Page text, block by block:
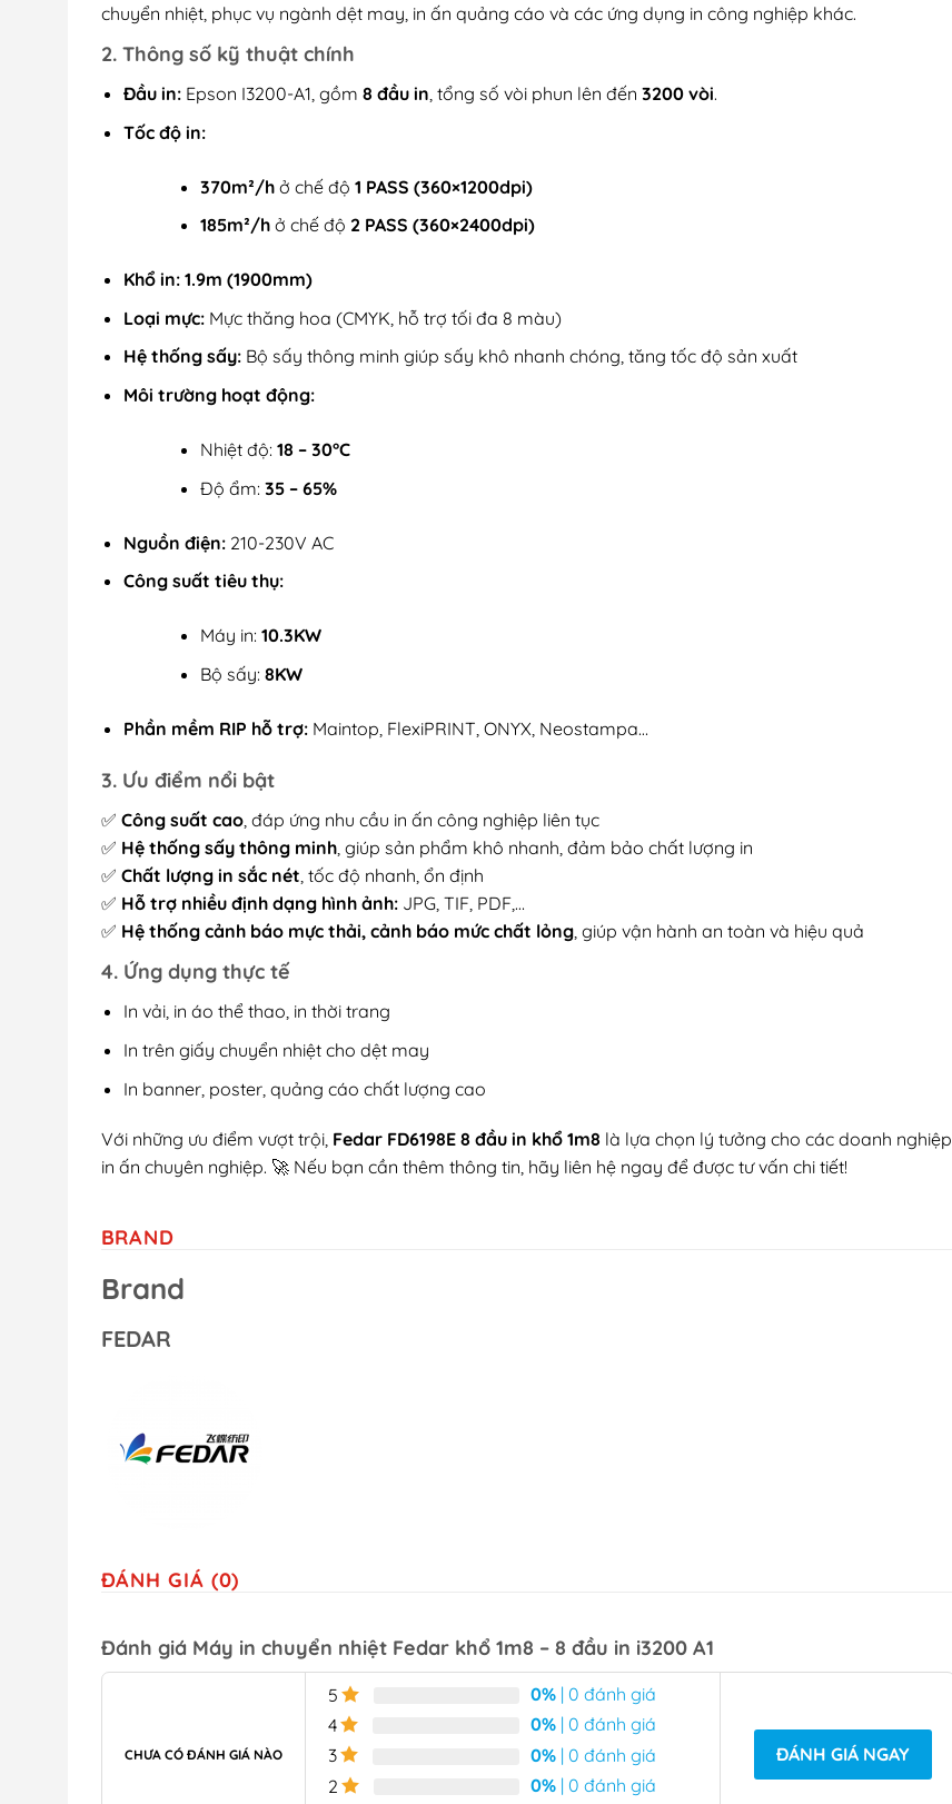
chuyển nhiệt, phục vụ ngành dệt may, in ấn quảng cáo và các ứng dụng in công nghiệp khác.
2. Thông số kỹ thuật chính
Đầu in: Epson I3200-A1, gồm8 đầu in , tổng số vòi phun lên đến3200 vòi.
Tốc độ in:
370m²/h ở chế độ1 PASS (360×1200dpi)
185m²/h ở chế độ 2 PASS (360×2400dpi)
Khổ in: 1.9m (1900mm)
Loại mực: Mực thăng hoa (CMYK, hỗ trợ tối đa 8 màu)
Hệ thống sấy: Bộ sấy thông minh giúp sấy khô nhanh chóng, tăng tốc độ sản xuất
Môi trường hoạt động:
Nhiệt độ:18 – 30°C
Độ ẩm:35 – 65%
Nguồn điện: 210-230V AC
Công suất tiêu thụ:
Máy in:10.3KW
Bộ sấy:8KW
Phần mềm RIP hỗ trợ: Maintop, FlexiPRINT, ONYX, Neostampa…
3. Ưu điểm nổi bật
✅ Công suất cao, đáp ứng nhu cầu in ấn công nghiệp liên tục
✅ Hệ thống sấy thông minh, giúp sản phẩm khô nhanh, đảm bảo chất lượng in
✅ Chất lượng in sắc nét, tốc độ nhanh, ổn định
✅ Hỗ trợ nhiều định dạng hình ảnh:JPG, TIF, PDF,…
✅ Hệ thống cảnh báo mực thải, cảnh báo mức chất lỏng, giúp vận hành an toàn và hiệu quả
4. Ứng dụng thực tế
In vải, in áo thể thao, in thời trang
In trên giấy chuyển nhiệt cho dệt may
In banner, poster, quảng cáo chất lượng cao
Với những ưu điểm vượt trội, Fedar FD6198E 8 đầu in khổ 1m8 là lựa chọn lý tưởng cho các doanh nghiệp
in ấn chuyên nghiệp. 🚀 Nếu bạn cần thêm thông tin, hãy liên hệ ngay để được tư vấn chi tiết!
BRAND
Brand
FEDAR
ĐÁNH GIÁ (0)
Đánh giá Máy in chuyển nhiệt Fedar khổ 1m8 – 8 đầu in i3200 A1
CHƯA CÓ ĐÁNH GIÁ NÀO
5 0% | 0 đánh giá
4
0% | 0 đánh giá
3
0% | 0 đánh giá
2
0% | 0 đánh giá
ĐÁNH GIÁ NGAY